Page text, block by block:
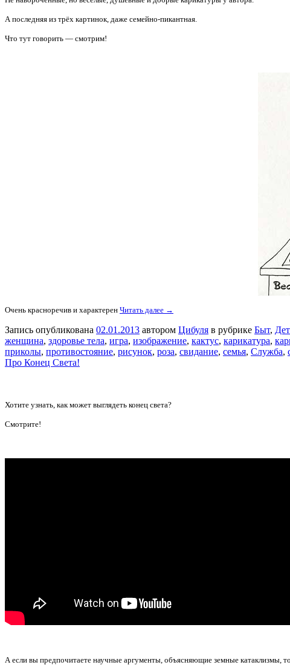
А последняя из трёх картинок, даже семейно-пикантная.
Что тут говорить — смотрим!
Очень красноречив и характерен Читать далее →
Запись опубликована 02.01.2013 автором Цибуля в рубрике Быт,
женщина, здоровье тела, игра, изображение, кактус, карикатура,
приколы, противостояние, рисунок, роза, свидание, семья, Служба,
Про Конец Света!
Хотите узнать, как может выглядеть конец света?
Смотрите!
А если вы предпочитаете научные аргументы, объясняющие земные катаклизмы,